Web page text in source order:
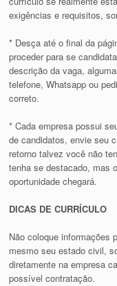
exigências e requisitos,
* Desça até o final da
proceder para se
descrição da vaga,
telefone, Whatsapp ou
correto.
* Cada empresa possui
de candidatos, envie seu
retorno talvez você não
tenha se destacado, mas
oportunidade chegará.
DICAS DE CURRÍCULO
Não coloque informações
mesmo seu estado civil,
diretamente na empresa
possível contratação.